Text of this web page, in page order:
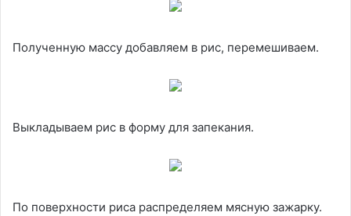
Полученную массу добавляем в рис, перемешиваем.
Выкладываем рис в форму для запекания.
По поверхности риса распределяем мясную зажарку.